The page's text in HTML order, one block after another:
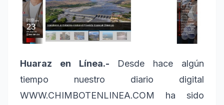
Huaraz en Línea.- Desde hace algún
tiempo nuestro diario digital
WWW.CHIMBOTENLINEA.COM ha sido